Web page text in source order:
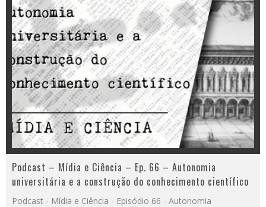
Podcast – Mídia e Ciência – Ep. 66 – Autonomia
universitária e a construção do conhecimento científico
Podcast - Mídia e Ciência - Episódio 66 - Autonomia